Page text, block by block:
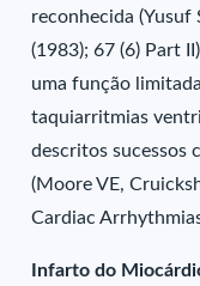
reconhecida (Yusuf
(1983); 67 (6) Part
uma função
taquiarritmias
descritos sucessos
(Moore VE,
Cardiac
Infarto do